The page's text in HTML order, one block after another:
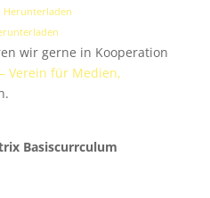
Herunterladen
wir gerne in Kooperation
Verein für Medien,
Basiscurrculum